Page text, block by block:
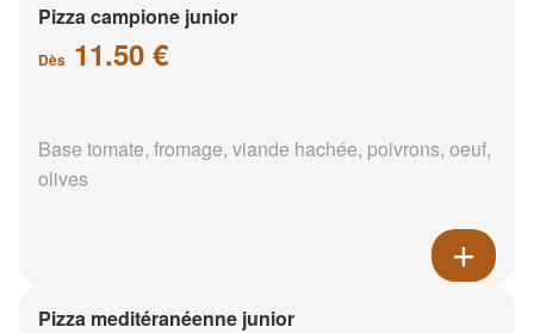
Pizza campione junior
Dès 11.50 €
Base tomate, fromage, viande hachée, poivrons, oeuf,
olives
Pizza meditéranéenne junior